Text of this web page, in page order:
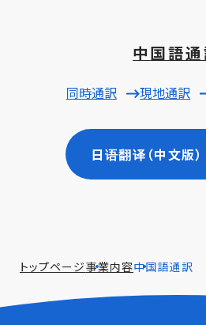
中国語通
同時通訳 現地通訳
日语翻译（中文版）
トップページ事業内容中国語通訳